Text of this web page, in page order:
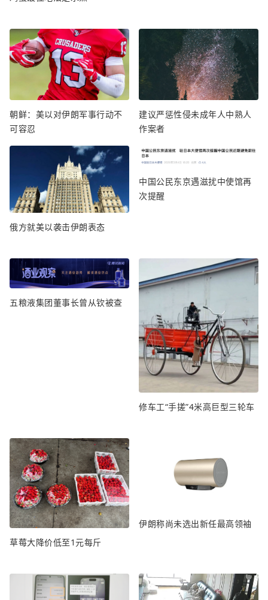
朝鲜：美以对伊朗军事行动不
可容忍
建议严惩性侵未成年人中熟人
作案者
俄方就美以袭击伊朗表态
中国公民东京遇滋扰中使馆再
次提醒
五粮液集团董事长曾从钦被查
修车工“手搓”4米高巨型三轮车
草莓大降价低至1元每斤
伊朗称尚未选出新任最高领袖